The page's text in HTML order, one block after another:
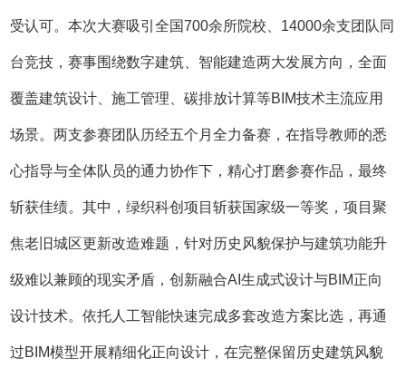
受认可。本次大赛吸引全国700余所院校、14000余支团队同
台竞技，赛事围绕数字建筑、智能建造两大发展方向，全面
覆盖建筑设计、施工管理、碳排放计算等BIM技术主流应用
场景。两支参赛团队历经五个月全力备赛，在指导教师的悉
心指导与全体队员的通力协作下，精心打磨参赛作品，最终
斩获佳绩。其中，绿织科创项目斩获国家级一等奖，项目聚
焦老旧城区更新改造难题，针对历史风貌保护与建筑功能升
级难以兼顾的现实矛盾，创新融合AI生成式设计与BIM正向
设计技术。依托人工智能快速完成多套改造方案比选，再通
过BIM模型开展精细化正向设计，在完整保留历史建筑风貌